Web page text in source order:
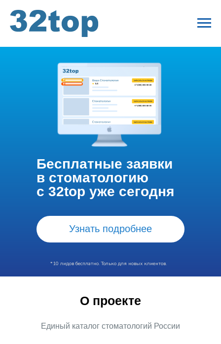
Бесплатные заявки
в стоматологию
с 32top уже сегодня
Узнать подробнее
*10 лидов бесплатно. Только для новых клиентов.
О проекте
Единый каталог стоматологий России